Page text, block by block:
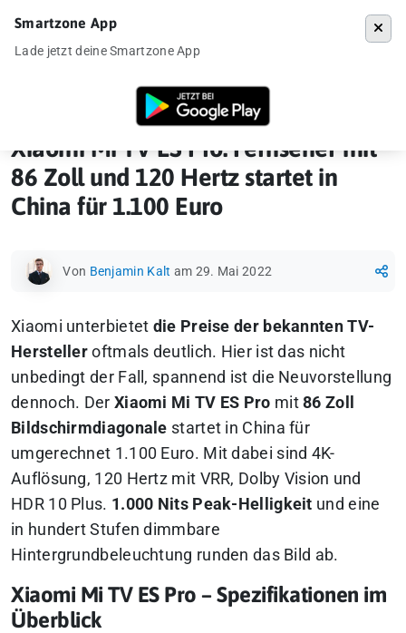
Xiaomi Mi TV ES Pro: Fernseher mit 86 Zoll und
Xiaomi Mi TV ES Pro: Fernseher mit
86 Zoll und 120 Hertz startet in
China für 1.100 Euro
Von Benjamin Kalt am 29. Mai 2022
Xiaomi unterbietet die Preise der bekannten TV-
Hersteller oftmals deutlich. Hier ist das nicht
unbedingt der Fall, spannend ist die Neuvorstellung
dennoch. Der Xiaomi Mi TV ES Pro mit86 Zoll
Bildschirmdiagonale startet in China für
umgerechnet 1.100 Euro. Mit dabei sind 4K-
Auflösung, 120 Hertz mit VRR, Dolby Vision und
HDR 10 Plus. 1.000 Nits Peak-Helligkeit und eine
in hundert Stufen dimmbare
Hintergrundbeleuchtung runden das Bild ab.
Xiaomi Mi TV ES Pro – Spezifikationen im
Überblick
Smartzone App
Lade jetzt deine Smartzone App